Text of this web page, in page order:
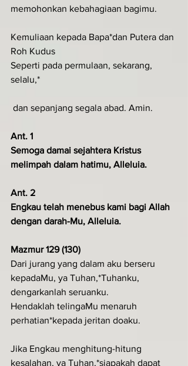
memohonkan kebahagiaan bagimu.
Kemuliaan kepada Bapa*dan Putera dan
Roh Kudus
Seperti pada permulaan, sekarang,
selalu,*
dan sepanjang segala abad. Amin.
Ant. 1
Semoga damai sejahtera Kristus
melimpah dalam hatimu, Alleluia.
Ant. 2
Engkau telah menebus kami bagi Allah
dengan darah-Mu, Alleluia.
Mazmur 129 (130)
Dari jurang yang dalam aku berseru
kepadaMu, ya Tuhan,*Tuhanku,
dengarkanlah seruanku.
Hendaklah telingaMu menaruh
perhatian*kepada jeritan doaku.
Jika Engkau menghitung-hitung
kesalahan, ya Tuhan,*siapakah dapat